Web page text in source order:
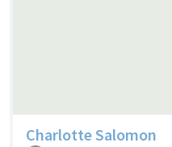
Charlotte Salomon